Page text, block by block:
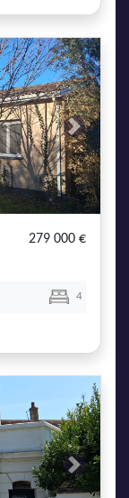
Next
279 000 €
4
Next